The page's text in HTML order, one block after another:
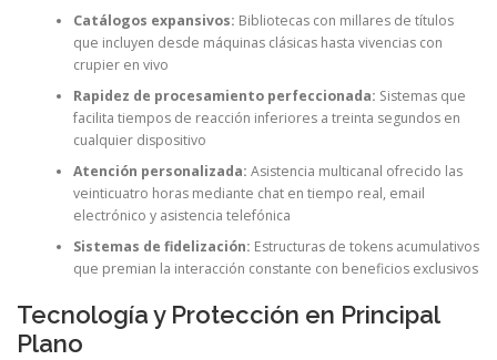
Catálogos expansivos: Bibliotecas con millares de títulos
que incluyen desde máquinas clásicas hasta vivencias con
crupier en vivo
Rapidez de procesamiento perfeccionada: Sistemas que
facilita tiempos de reacción inferiores a treinta segundos en
cualquier dispositivo
Atención personalizada: Asistencia multicanal ofrecido las
veinticuatro horas mediante chat en tiempo real, email
electrónico y asistencia telefónica
Sistemas de fidelización: Estructuras de tokens acumulativos
que premian la interacción constante con beneficios exclusivos
Tecnología y Protección en Principal
Plano